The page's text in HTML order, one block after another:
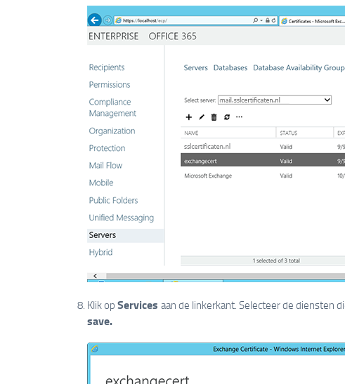
Klik op Services aan de linkerkant. Selecteer de diensten
save.